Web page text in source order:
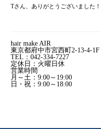
Tさん、ありがとうございました！
hair make AIR
東京都府中市宮西町2-13-4-1F
TEL：042-334-7227
定休日：火曜日休
営業時間
月～土：9:00～19:00
日・祝：9:00～18:00